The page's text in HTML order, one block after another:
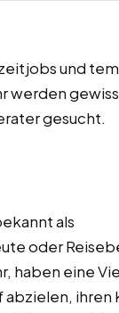
und
werden
gesucht.
als
oder
haben eine
abzielen, ihren